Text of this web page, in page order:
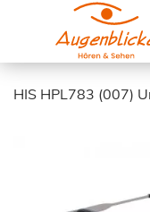
HIS HPL783 (007)